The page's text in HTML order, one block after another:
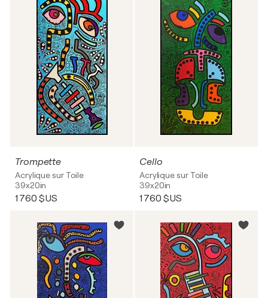
Trompette
Acrylique sur Toile
39x20in
1 760 $US
Cello
Acrylique sur Toile
39x20in
1 760 $US